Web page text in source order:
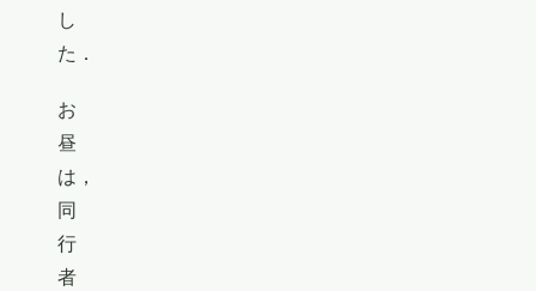
し
た．
お
昼
は，
同
行
者